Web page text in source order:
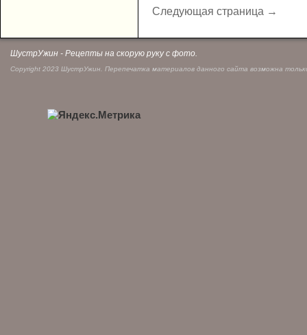
Следующая страница →
ШустрУжин - Рецепты на скорую руку с фото.
Copyright 2023 ШустрУжин. Перепечатка материалов данного сайта возможна